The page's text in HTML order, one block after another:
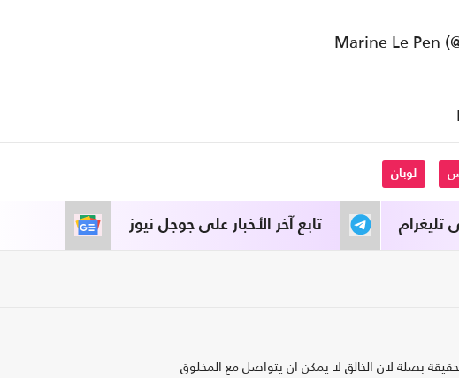
لوبان
تابع آخر الأخبار على جوجل نيوز تليغرام
بصلة لان الخالق لا يمكن ان يتواصل مع المخلوق